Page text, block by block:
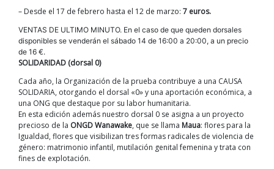
– Desde el 17 de febrero hasta el 12 de marzo: 7 euros.
VENTAS DE ULTIMO MINUTO. En el caso de que queden dorsales
disponibles se venderán el sábado 14 de 16:00 a 20:00, a un precio
de 16 €.
SOLIDARIDAD (dorsal 0)
Cada año, la Organización de la prueba contribuye a una CAUSA
SOLIDARIA, otorgando el dorsal «0» y una aportación económica, a
una ONG que destaque por su labor humanitaria.
En esta edición además nuestro dorsal 0 se asigna a un proyecto
precioso de la ONGD Wanawake, que se llama Maua: flores para la
Igualdad, flores que visibilizan tres formas radicales de violencia de
género: matrimonio infantil, mutilación genital femenina y trata con
fines de explotación.